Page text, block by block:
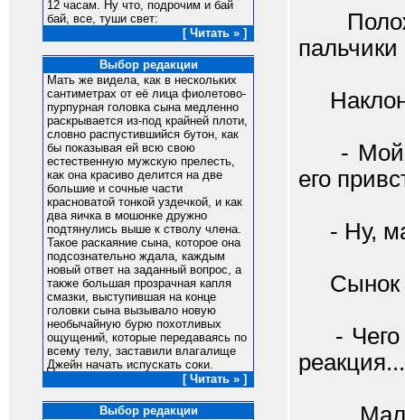
12 часам. Ну что, подрочим и бай
бай, все, туши свет:
[ Читать » ]
Выбор редакции
Мать же видела, как в нескольких
сантиметрах от её лица фиолетово-
пурпурная головка сына медленно
раскрывается из-под крайней плоти,
словно распустившийся бутон, как
бы показывая ей всю свою
естественную мужскую прелесть,
как она красиво делится на две
большие и сочные части
красноватой тонкой уздечкой, и как
два яичка в мошонке дружно
подтянулись выше к стволу члена.
Такое раскаяние сына, которое она
подсознательно ждала, каждым
новый ответ на заданный вопрос, а
также большая прозрачная капля
смазки, выступившая на конце
головки сына вызывало новую
необычайную бурю похотливых
ощущений, которые передаваясь по
всему телу, заставили влагалище
Джейн начать испускать соки.
[ Читать » ]
Выбор редакции
- Мой
его
- Ну,
Сынок
- Чего
реакция...